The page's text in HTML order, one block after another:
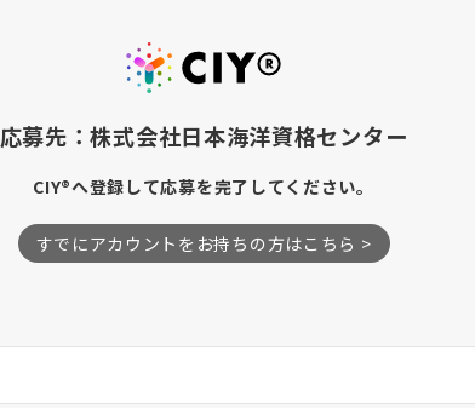
応募先：株式会社日本海洋資格センター
CIY®へ登録して応募を完了してください。
すでにアカウントをお持ちの方はこちら >